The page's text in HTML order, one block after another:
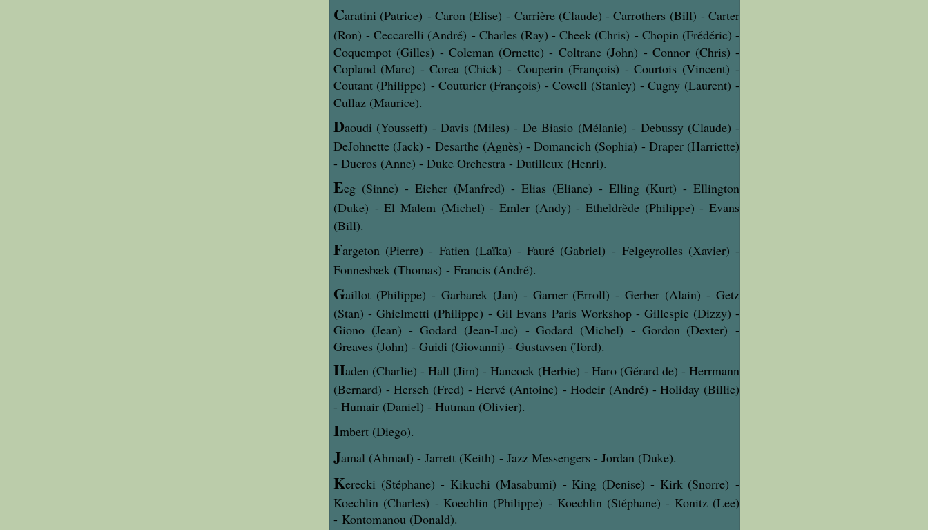
Caratini (Patrice) - Caron (Elise) - Carrière (Claude) - Carrothers (Bill) - Carter
(Ron) - Ceccarelli (André) - Charles (Ray) - Cheek (Chris) - Chopin (Frédéric) -
Coquempot (Gilles) - Coleman (Ornette) - Coltrane (John) - Connor (Chris) -
Copland (Marc) - Corea (Chick) - Couperin (François) - Courtois (Vincent) -
Coutant (Philippe) - Couturier (François) - Cowell (Stanley) - Cugny (Laurent) -
Cullaz (Maurice).
Daoudi (Yousseff) - Davis (Miles) - De Biasio (Mélanie) - Debussy (Claude) -
DeJohnette (Jack) - Desarthe (Agnès) - Domancich (Sophia) - Draper (Harriette)
- Ducros (Anne) - Duke Orchestra - Dutilleux (Henri).
Eeg (Sinne) - Eicher (Manfred) - Elias (Eliane) - Elling (Kurt) - Ellington
(Duke) - El Malem (Michel) - Emler (Andy) - Etheldrède (Philippe) - Evans
(Bill).
Fargeton (Pierre) - Fatien (Laïka) - Fauré (Gabriel) - Felgeyrolles (Xavier) -
Fonnesbæk (Thomas) - Francis (André).
Gaillot (Philippe) - Garbarek (Jan) - Garner (Erroll) - Gerber (Alain) - Getz
(Stan) - Ghielmetti (Philippe) - Gil Evans Paris Workshop - Gillespie (Dizzy) -
Giono (Jean) - Godard (Jean-Luc) - Godard (Michel) - Gordon (Dexter) -
Greaves (John) - Guidi (Giovanni) - Gustavsen (Tord).
Haden (Charlie) - Hall (Jim) - Hancock (Herbie) - Haro (Gérard de) - Herrmann
(Bernard) - Hersch (Fred) - Hervé (Antoine) - Hodeir (André) - Holiday (Billie)
- Humair (Daniel) - Hutman (Olivier).
Imbert (Diego).
Jamal (Ahmad) - Jarrett (Keith) - Jazz Messengers - Jordan (Duke).
Kerecki (Stéphane) - Kikuchi (Masabumi) - King (Denise) - Kirk (Snorre) -
Koechlin (Charles) - Koechlin (Philippe) - Koechlin (Stéphane) - Konitz (Lee)
- Kontomanou (Donald).